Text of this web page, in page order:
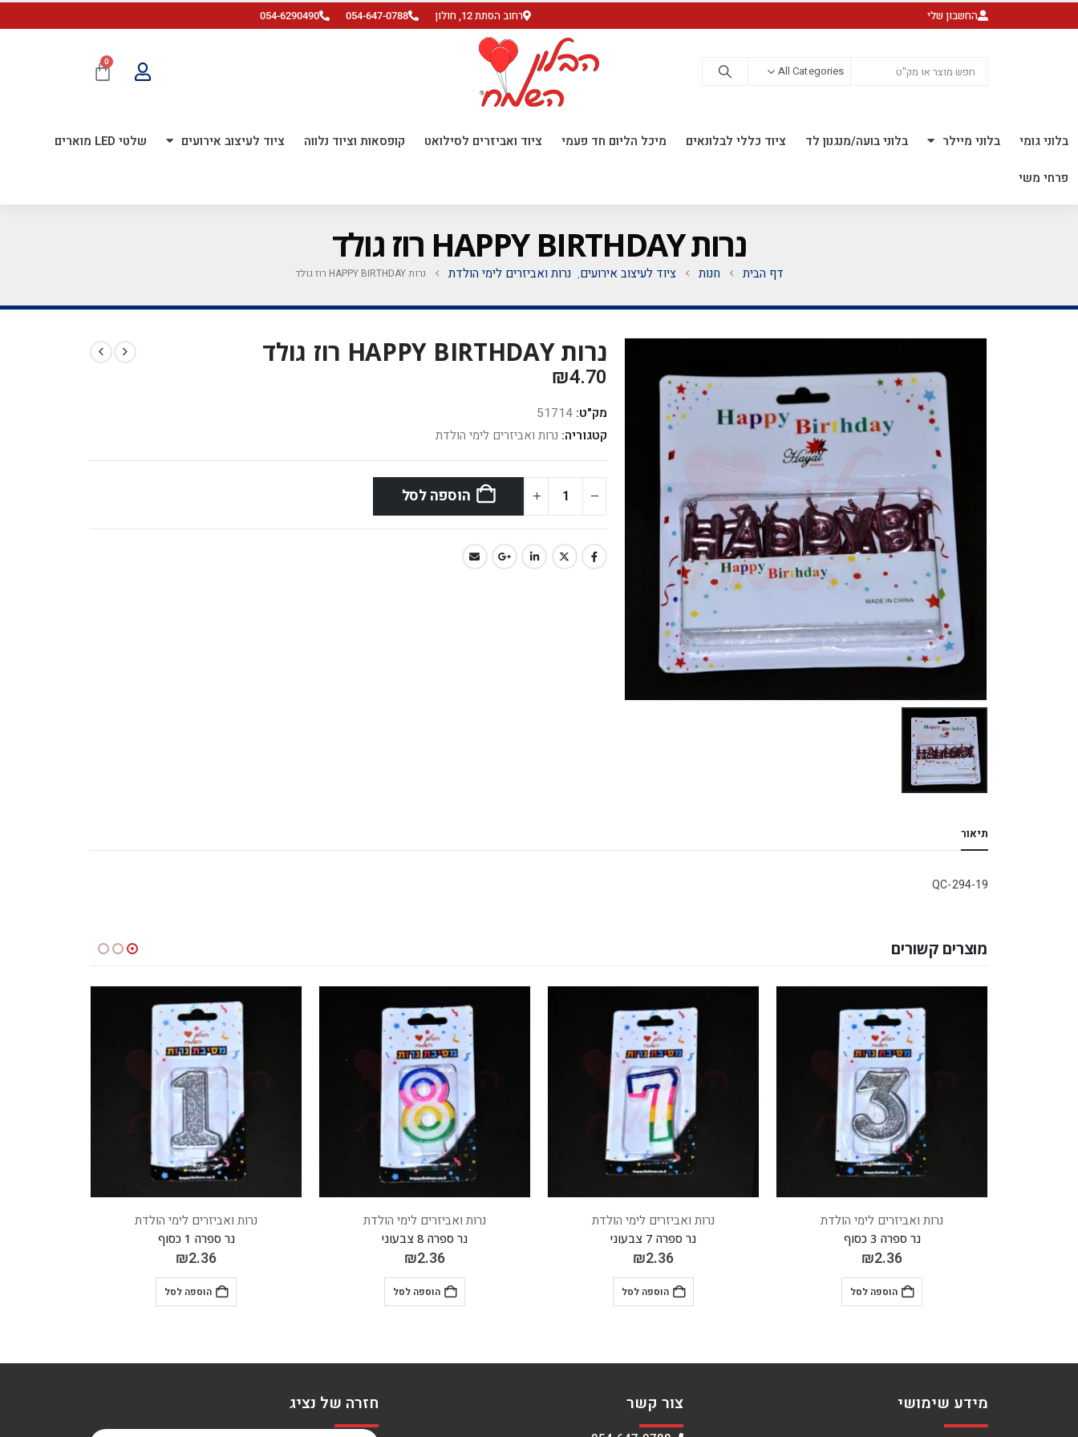
החשבון שלי רחוב הסתת 12, חולון 054-647-0788
054-6290490
All Categories
0
בלוני גומי בלוני מיילר בלוני בועה/מנגנון לד ציוד כללי לבלונאים מיכל הליום חד פעמי ציוד ואביזרים לסילואט קופסאות וציוד נלווה ציוד לעיצוב אירועים שלטי LED מוארים
פרחי משי
נרות HAPPY BIRTHDAY רוז גולד
דף הבית חנות ציוד לעיצוב אירועים, נרות ואביזרים לימי הולדת נרות HAPPY BIRTHDAY רוז גולד
נרות HAPPY BIRTHDAY רוז גולד
₪4.70
מק"ט: 51714
קטגוריה: נרות ואביזרים לימי הולדת
הוספה לסל
תיאור
QC-294-19
מוצרים קשורים
נרות ואביזרים לימי הולדת
נר ספרה 7 צבעוני
נרות ואביזרים לימי הולדת
נר ספרה 8 צבעוני
נרות ואביזרים לימי הולדת
נר ספרה 1 כסוף
נרות ואביזרים לימי הולדת
נר ספרה 3 זהב
מידע שימושי צור קשר חזרה של נציג